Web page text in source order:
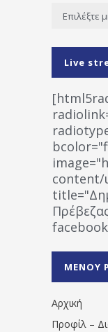
Ιστορικό
Live
content/
ΜΕΝΟΥ
Αρχική
Προφίλ –